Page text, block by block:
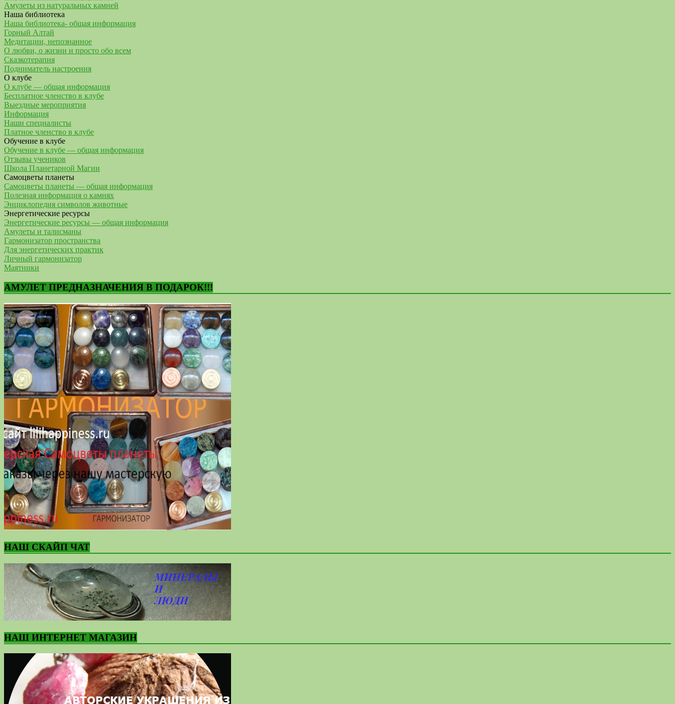
Амулеты из натуральных камней
Наша библиотека
Наша библиотека- общая информация
Горный Алтай
Медитации, непознанное
О любви, о жизни и просто обо всем
Сказкотерапия
Подниматель настроения
О клубе
О клубе — общая информация
Бесплатное членство в клубе
Выездные мероприятия
Информация
Наши специалисты
Платное членство в клубе
Обучение в клубе
Обучение в клубе — общая информация
Отзывы учеников
Школа Планетарной Магии
Самоцветы планеты
Самоцветы планеты — общая информация
Полезная информация о камнях
Энциклопедия символов животные
Энергетические ресурсы
Энергетические ресурсы — общая информация
Амулеты и талисманы
Гармонизатор пространства
Для энергетических практик
Личный гармонизатор
Маятники
АМУЛЕТ ПРЕДНАЗНАЧЕНИЯ В ПОДАРОК!!!
НАШ СКАЙП ЧАТ
НАШ ИНТЕРНЕТ МАГАЗИН